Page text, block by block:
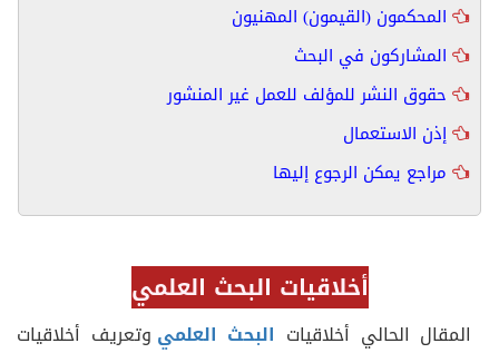
المحكمون (القيمون) المهنيون
المشاركون في البحث
حقوق النشر للمؤلف للعمل غير المنشور
إذن الاستعمال
مراجع يمكن الرجوع إليها
أخلاقيات البحث العلمي
المقال الحالي أخلاقيات البحث العلمي وتعريف أخلاقيات